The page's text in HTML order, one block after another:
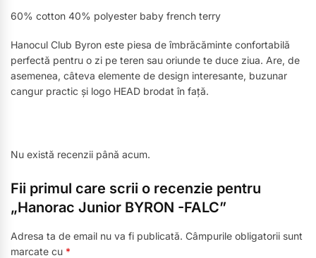
60% cotton 40% polyester baby french terry
Hanocul Club Byron este piesa de îmbrăcăminte confortabilă
perfectă pentru o zi pe teren sau oriunde te duce ziua. Are, de
asemenea, câteva elemente de design interesante, buzunar
cangur practic și logo HEAD brodat în față.
Nu există recenzii până acum.
Fii primul care scrii o recenzie pentru
„Hanorac Junior BYRON -FALC”
Adresa ta de email nu va fi publicată. Câmpurile obligatorii sunt
marcate cu *